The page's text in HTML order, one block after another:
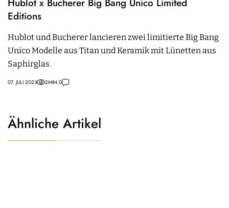
Hublot x Bucherer Big Bang Unico Limited
Editions
Hublot und Bucherer lancieren zwei limitierte Big Bang
Unico Modelle aus Titan und Keramik mit Lünetten aus
Saphirglas.
07. JULI 2023 2MIN.0
Ähnliche Artikel